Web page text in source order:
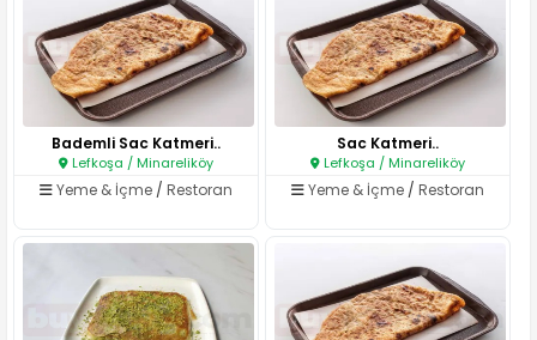
Bademli Sac Katmeri..
Lefkoşa / Minareliköy
Yeme & İçme / Restoran
Sac Katmeri..
Lefkoşa / Minareliköy
Yeme & İçme /Restoran